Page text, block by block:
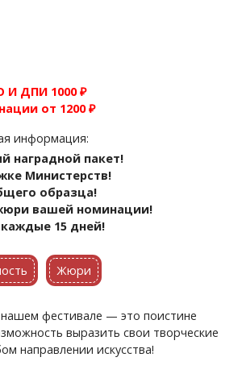
И ДПИ 1000 ₽
от 1200 ₽
информация:
наградной пакет!
Министерств!
образца!
вашей номинации!
15 дней!
Жюри
нашем фестивале — это поистине
выразить свои творческие
направлении искусства!